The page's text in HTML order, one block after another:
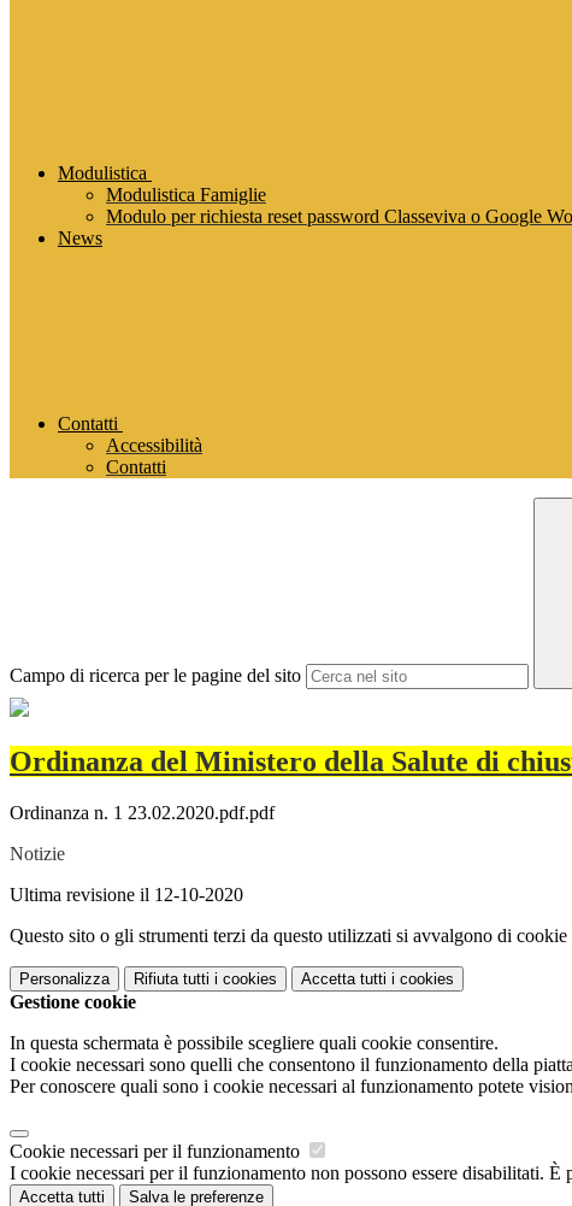
Modulistica
Modulistica Famiglie
Modulo per richiesta reset password Classeviva o Google
News
Contatti
Accessibilità
Contatti
Campo di ricerca per le pagine del sito
Ordinanza del Ministero della Salute di
Ordinanza n. 1 23.02.2020.pdf.pdf
Notizie
Ultima revisione il 12-10-2020
Questo sito o gli strumenti terzi da questo utilizzati si avvalgono di
Personalizza Rifiuta tutti i cookies Accetta tutti i cookies
Gestione cookie
In questa schermata è possibile scegliere quali cookie consentire.
I cookie necessari sono quelli che consentono il funzionamento della
Per conoscere quali sono i cookie necessari al funzionamento potete
Cookie necessari per il funzionamento
I cookie necessari per il funzionamento non possono essere disabilitati.
Accetta tutti Salva le preferenze